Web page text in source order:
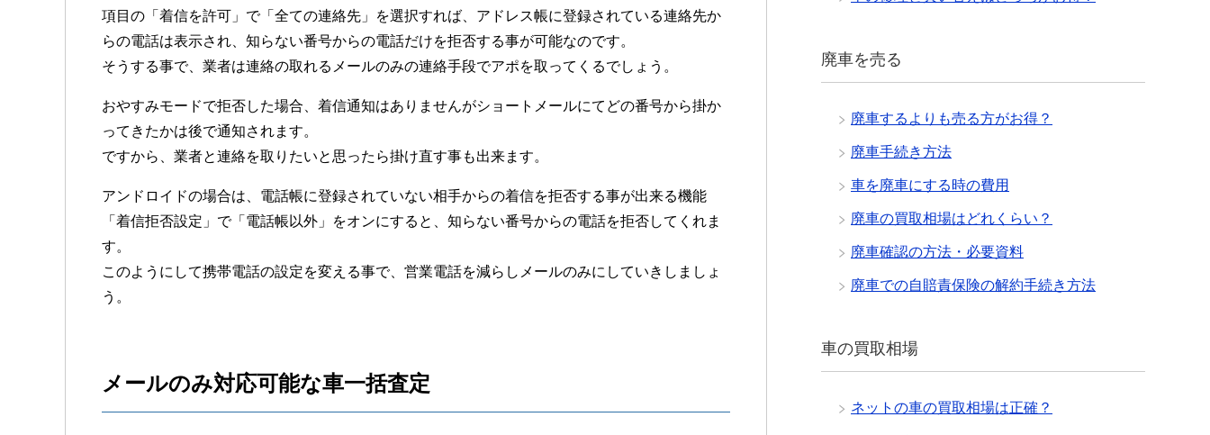
項目の「着信を許可」で「全ての連絡先」を選択すれば、アドレス帳に登録されている連絡先か
らの電話は表示され、知らない番号からの電話だけを拒否する事が可能なのです。
そうする事で、業者は連絡の取れるメールのみの連絡手段でアポを取ってくるでしょう。
おやすみモードで拒否した場合、着信通知はありませんがショートメールにてどの番号から掛か
ってきたかは後で通知されます。
ですから、業者と連絡を取りたいと思ったら掛け直す事も出来ます。
アンドロイドの場合は、電話帳に登録されていない相手からの着信を拒否する事が出来る機能
「着信拒否設定」で「電話帳以外」をオンにすると、知らない番号からの電話を拒否してくれま
す。
このようにして携帯電話の設定を変える事で、営業電話を減らしメールのみにしていきしましょ
う。
メールのみ対応可能な車一括査定
廃車を売る
廃車するよりも売る方がお得？
廃車手続き方法
車を廃車にする時の費用
廃車の買取相場はどれくらい？
廃車確認の方法・必要資料
廃車での自賠責保険の解約手続き方法
車の買取相場
ネットの車の買取相場は正確？